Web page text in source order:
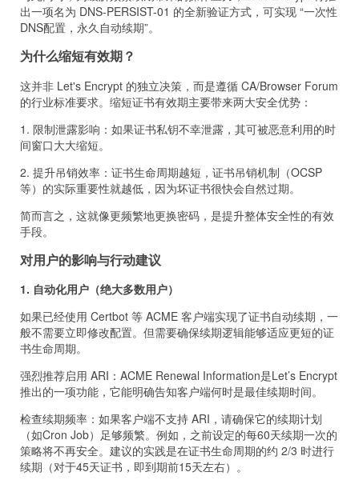
出一项名为 DNS-PERSIST-01 的全新验证方式，可实现 “一次性
DNS配置，永久自动续期”。
为什么缩短有效期？
这并非 Let's Encrypt 的独立决策，而是遵循 CA/Browser Forum
的行业标准要求。缩短证书有效期主要带来两大安全优势：
1. 限制泄露影响：如果证书私钥不幸泄露，其可被恶意利用的时
间窗口大大缩短。
2. 提升吊销效率：证书生命周期越短，证书吊销机制（OCSP
等）的实际重要性就越低，因为坏证书很快会自然过期。
简而言之，这就像更频繁地更换密码，是提升整体安全性的有效
手段。
对用户的影响与行动建议
1. 自动化用户（绝大多数用户）
如果已经使用 Certbot 等 ACME 客户端实现了证书自动续期，一
般不需要立即修改配置。但需要确保续期逻辑能够适应更短的证
书生命周期。
强烈推荐启用 ARI：ACME Renewal Information是Let’s Encrypt
推出的一项功能，它能明确告知客户端何时是最佳续期时间。
检查续期频率：如果客户端不支持 ARI，请确保它的续期计划
（如Cron Job）足够频繁。例如，之前设定的每60天续期一次的
策略将不再安全。建议的实践是在证书生命周期的约 2/3 时进行
续期（对于45天证书，即到期前15天左右）。